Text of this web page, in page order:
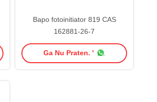
Bapo fotoinitiator 819 CAS
162881-26-7
Ga Nu Praten. '